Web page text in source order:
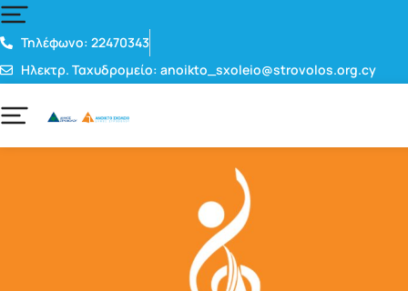
Τηλέφωνο: 22470343
Ηλεκτρ. Ταχυδρομείο: anoikto_sxoleio@strovolos.org.cy